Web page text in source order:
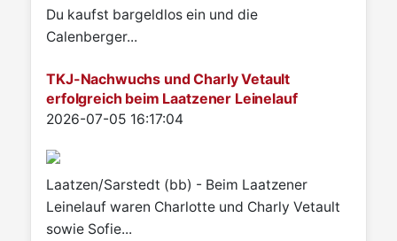
Du kaufst bargeldlos ein und die
Calenberger...
TKJ-Nachwuchs und Charly Vetault
erfolgreich beim Laatzener Leinelauf
Details
2026-07-05 16:17:04
Laatzen/Sarstedt (bb) - Beim Laatzener
Leinelauf waren Charlotte und Charly Vetault
sowie Sofie...